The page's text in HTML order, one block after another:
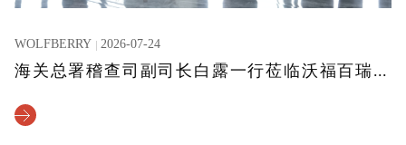
WOLFBERRY 2026-07-24
海关总署稽查司副司长白露一行莅临沃福百瑞参观指导